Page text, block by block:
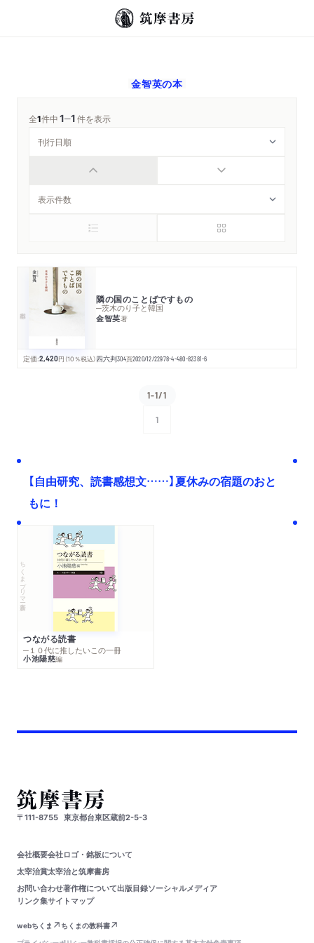
金智英の本
全1件中1─1件を表示
隣の国のことばですもの
─茨木のり子と韓国
金智英著
定価:2,420円 （10％税込）四六判304頁2020/12/22978-4-480-82381-6
1-1/1
1
【自由研究、読書感想文……】夏休みの宿題のおと
もに！
ちくまプリマー新書
つながる読書
─１０代に推したいこの一冊
小池陽慈編
〒111-8755 東京都台東区蔵前2-5-3
会社概要会社ロゴ・銘板について
太宰治賞太宰治と筑摩書房
お問い合わせ著作権について出版目録ソーシャルメディア
リンク集サイトマップ
webちくま
ちくまの教科書